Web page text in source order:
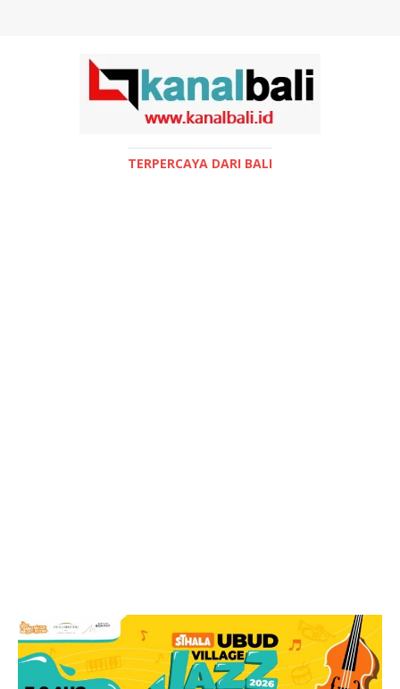
TERPERCAYA DARI BALI